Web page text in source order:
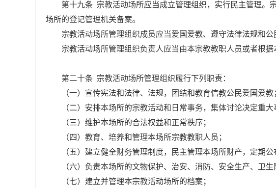
第十九条 宗教活动场所应当成立管理组织，实行民主管理。
场所的登记管理机关备案。
宗教活动场所管理组织成员应当爱国爱教、遵守法律法规和
宗教活动场所管理组织负责人应当由本宗教教职人员或者根
第二十条 宗教活动场所管理组织履行下列职责：
（一）宣传宪法和法律、法规，团结和教育信教公民爱国爱教
（二）安排本场所的宗教活动和日常事务，集体讨论决定重大
（三）维护本场所的合法权益和正常秩序；
（四）教育、培养和管理本场所宗教教职人员；
（五）建立健全财务管理制度，民主管理本场所财产，定期公
（六）负责本场所的文物保护、治安、消防、安全生产、卫生
（七）建立并管理本宗教活动场所的档案；